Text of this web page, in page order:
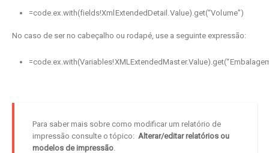
=code.ex.with(fields!XmlExtendedDetail.Value).get(“Volume”)
No caso de ser no cabeçalho ou rodapé, use a seguinte expressão:
Para saber mais sobre como modificar um relatório de
impressão consulte o tópico: Alterar/editar relatórios ou
modelos de impressão.